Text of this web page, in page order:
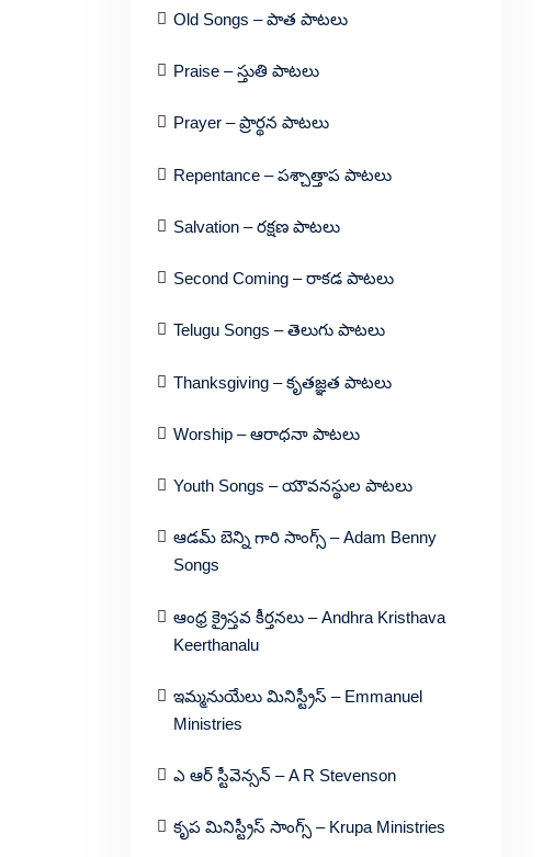
Old Songs – పాత పాటలు
Praise – స్తుతి పాటలు
Prayer – ప్రార్థన పాటలు
Repentance – పశ్చాత్తాప పాటలు
Salvation – రక్షణ పాటలు
Second Coming – రాకడ పాటలు
Telugu Songs – తెలుగు పాటలు
Thanksgiving – కృతజ్ఞత పాటలు
Worship – ఆరాధనా పాటలు
Youth Songs – యౌవనస్థుల పాటలు
ఆడమ్ బెన్ని గారి సాంగ్స్ – Adam Benny
Songs
ఆంధ్ర క్రైస్తవ కీర్తనలు – Andhra Kristhava
Keerthanalu
ఇమ్మనుయేలు మినిస్ట్రీస్ – Emmanuel
Ministries
ఎ ఆర్ స్టీవెన్సన్ – A R Stevenson
కృప మినిస్ట్రీస్ సాంగ్స్ – Krupa Ministries